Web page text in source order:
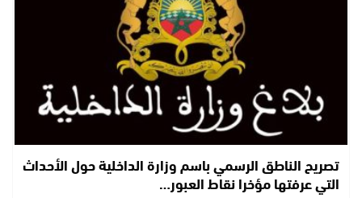
تصريح الناطق الرسمي باسم وزارة الداخلية حول الأحداث
التي عرفتها مؤخرا نقاط العبور…